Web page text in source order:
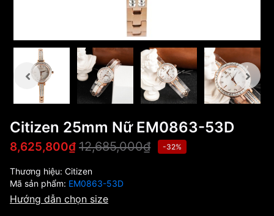
Citizen 25mm Nữ EM0863-53D
8,625,800₫ 12,685,000₫ -32%
Thương hiệu: Citizen
Mã sản phẩm: EM0863-53D
Hướng dẫn chọn size